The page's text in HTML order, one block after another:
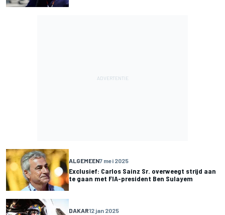
ALGEMEEN7 mei 2025
Exclusief: Carlos Sainz Sr. overweegt strijd aan
te gaan met FIA-president Ben Sulayem
DAKAR12 jan 2025